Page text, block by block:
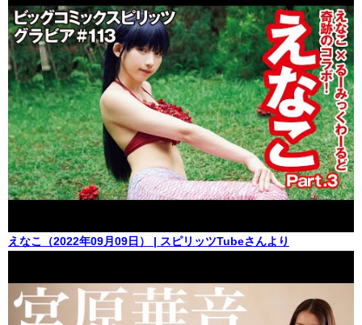
えなこ（2022年09月09日） | スピリッツTubeさんより